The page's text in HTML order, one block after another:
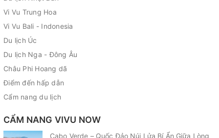
Vi Vu Trung Hoa
Vi Vu Bali - Indonesia
Du lịch Úc
Du lịch Nga - Đông Âu
Châu Phi Hoang dã
Điểm đến hấp dẫn
Cẩm nang du lịch
CẨM NANG VIVU NOW
Cabo Verde – Quốc Đảo Núi Lửa Bí Ẩn Giữa Lòng